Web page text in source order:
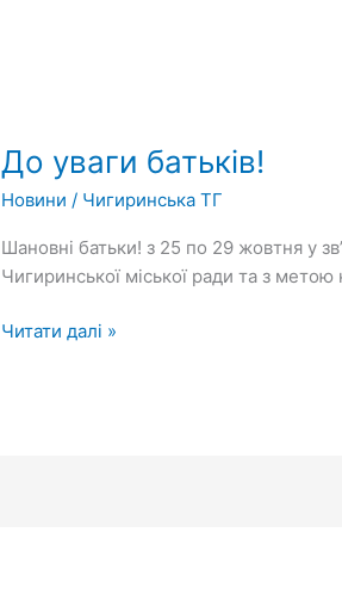
До уваги батьків!
Новини / Чигиринська ТГ
Шановні батьки! з 25 по 29 жовтня у
Чигиринської міської ради та з
батьків!
Читати далі »